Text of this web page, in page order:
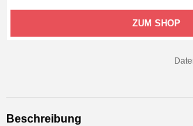
ZUM SHOP
Beschreibung